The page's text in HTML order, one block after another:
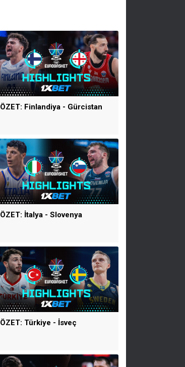
ÖZET: Finlandiya - Gürcistan
ÖZET: İtalya - Slovenya
ÖZET: Türkiye - İsveç